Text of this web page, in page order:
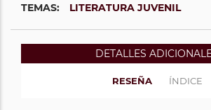
TEMAS: LITERATURA JUVENIL
DETALLES
RESEÑA ÍNDICE